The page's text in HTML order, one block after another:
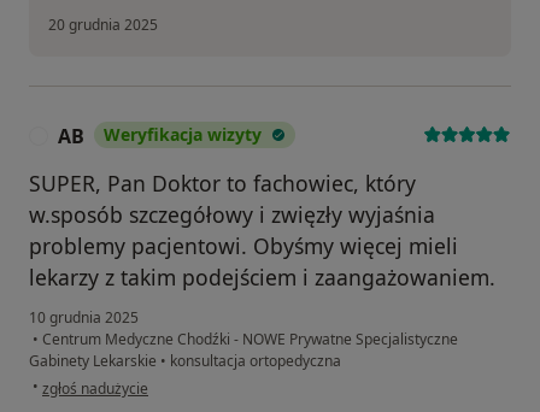
20 grudnia 2025
AB Weryfikacja wizyty
SUPER, Pan Doktor to fachowiec, który
w.sposób szczegółowy i zwięzły wyjaśnia
problemy pacjentowi. Obyśmy więcej mieli
lekarzy z takim podejściem i zaangażowaniem.
10 grudnia 2025
• Centrum Medyczne Chodźki - NOWE Prywatne Specjalistyczne
Gabinety Lekarskie • konsultacja ortopedyczna
• w opinii użytkownika AB
zgłoś nadużycie